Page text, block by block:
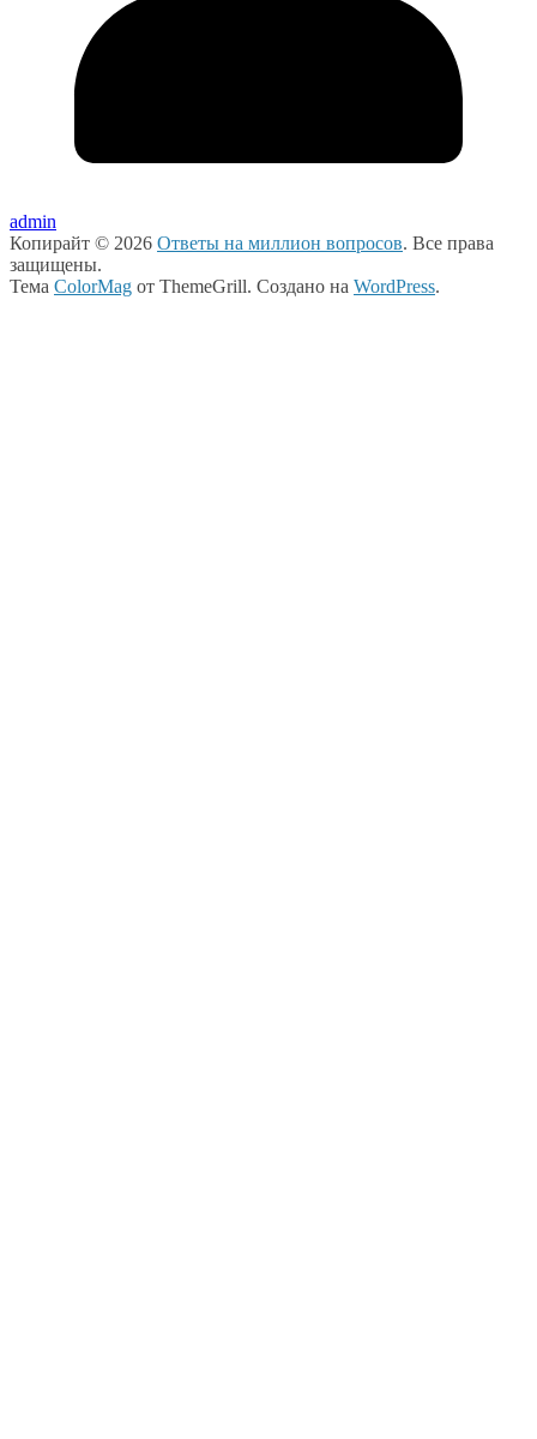
admin
Копирайт © 2026 Ответы на миллион вопросов. Все права
защищены.
Тема ColorMag от ThemeGrill. Создано на WordPress.